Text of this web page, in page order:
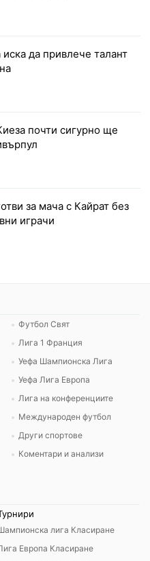
да привлече талант
почти сигурно ще
за мача с Кайрат без
играчи
Футбол Свят
Лига 1 Франция
Уефа Шампионска Лига
Уефа Лига Европа
Лига на конференциите
Международен футбол
Други спортове
Коментари и анализи
лига Класиране
Европа Класиране